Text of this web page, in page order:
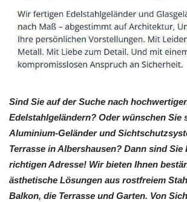
Sind Sie auf der Suche nach
Edelstahlgeländern? Oder wünschen Sie
Aluminium-Geländer und
Terrasse in Albershausen? Dann sind Sie
richtigen Adresse! Wir bieten Ihnen
ästhetische Lösungen aus rostfreiem
Balkon, die Terrasse und Garten. Von